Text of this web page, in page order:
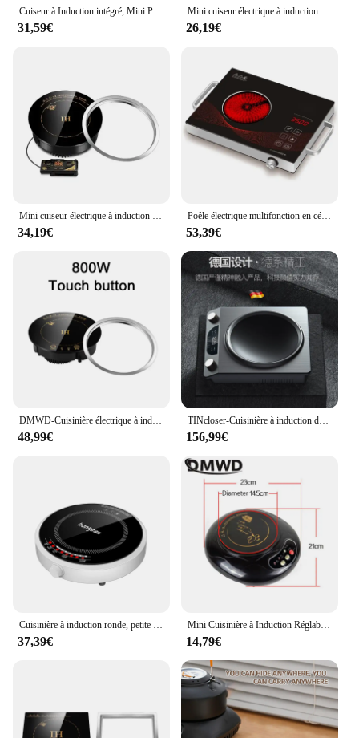
Cuiseur à Induction intégré, Mini Pot chaud Commercial, commande à fil tactile rond de 800W pour une personne
31,59€
Mini cuiseur électrique à induction magnétique, contrôle par fil, intégré, marmite, cuisinière, Eva étanche, marmite chaude, thé, transporteurs icphone, cuisinière, table de cuisson, 800W
26,19€
Mini cuiseur électrique à induction magnétique, contrôle de fil, intégré, marmite, cuisinière, Eva étanche, marmite chaude, thé, transporteurs icphone, cuisinière, table de cuisson, 800W
34,19€
Poêle électrique multifonction en céramique, petite cuisinière à induction, sauté électronique, haute puissance, ménage, 3500W
53,39€
48,99€
TINcloser-Cuisinière à induction domestique, petit wok multifonction, induction concave, cuisinière à économie d'énergie, 3000 V, 220 W
156,99€
37,39€
Mini Cuisinière à Induction Réglable à 2 Vitesses, Poêle à Chauffage Rapide, Garder au Chaud, Théière, Nouilles, Bomicrophone pour Voyage
14,79€